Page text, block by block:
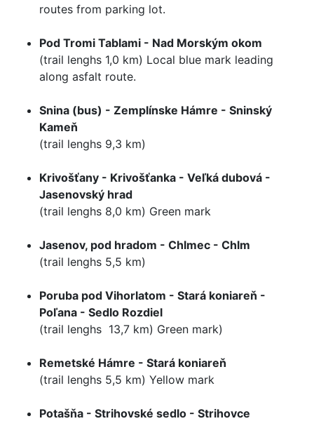
routes from parking lot.
Pod Tromi Tablami - Nad Morským okom
(trail lenghs 1,0 km) Local blue mark leading
along asfalt route.
Snina (bus) - Zemplínske Hámre - Sninský
Kameň
(trail lenghs 9,3 km)
Krivošťany - Krivošťanka - Veľká dubová -
Jasenovský hrad
(trail lenghs 8,0 km) Green mark
Jasenov, pod hradom - Chlmec - Chlm
(trail lenghs 5,5 km)
Poruba pod Vihorlatom - Stará koniareň -
Poľana - Sedlo Rozdiel
(trail lenghs 13,7 km) Green mark)
Remetské Hámre - Stará koniareň
(trail lenghs 5,5 km) Yellow mark
Potašňa - Strihovské sedlo - Strihovce